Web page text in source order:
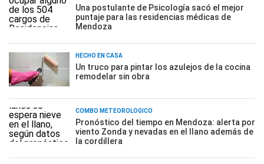
Una postulante de Psicología sacó el mejor
puntaje para las residencias médicas de
Mendoza
HECHO EN CASA
Un truco para pintar los azulejos de la cocina
remodelar sin obra
COMBO METEOROLÓGICO
Pronóstico del tiempo en Mendoza: alerta por
viento Zonda y nevadas en el llano además de
la cordillera